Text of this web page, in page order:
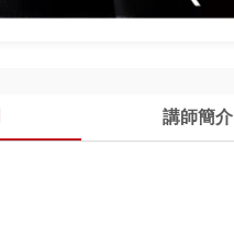
講師簡介